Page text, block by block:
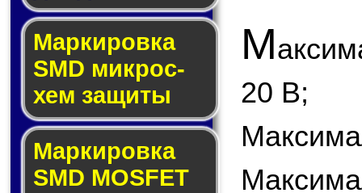
Мар­ки­ров­ка
SMD мик­рос­
хем защиты
Мар­ки­ров­ка
SMD MOSFET
М
20 В;